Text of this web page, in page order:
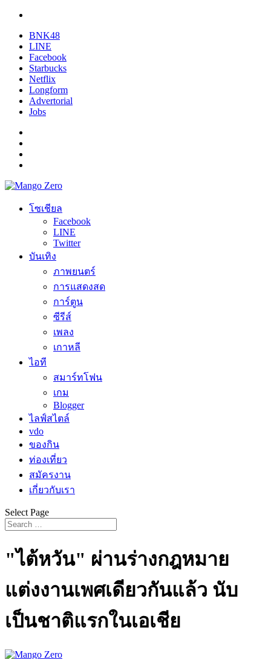
BNK48
LINE
Facebook
Starbucks
Netflix
Longform
Advertorial
Jobs
โซเชียล
Facebook
LINE
Twitter
บันเทิง
ภาพยนตร์
การแสดงสด
การ์ตูน
ซีรีส์
เพลง
เกาหลี
ไอที
สมาร์ทโฟน
เกม
Blogger
ไลฟ์สไตล์
vdo
ของกิน
ท่องเที่ยว
สมัครงาน
เกี่ยวกับเรา
Select Page
"ไต้หวัน" ผ่านร่างกฎหมาย
แต่งงานเพศเดียวกันแล้ว นับ
เป็นชาติแรกในเอเชีย